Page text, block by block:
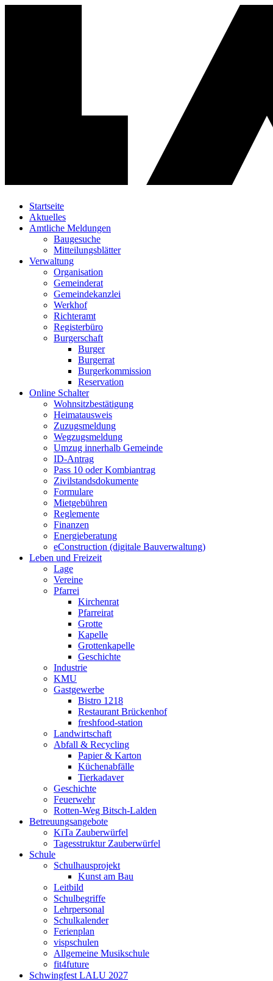
Startseite
Aktuelles
Amtliche Meldungen
Baugesuche
Mitteilungsblätter
Verwaltung
Organisation
Gemeinderat
Gemeindekanzlei
Werkhof
Richteramt
Registerbüro
Burgerschaft
Burger
Burgerrat
Burgerkommission
Reservation
Online Schalter
Wohnsitzbestätigung
Heimatausweis
Zuzugsmeldung
Wegzugsmeldung
Umzug innerhalb Gemeinde
ID-Antrag
Pass 10 oder Kombiantrag
Zivilstandsdokumente
Formulare
Mietgebühren
Reglemente
Finanzen
Energieberatung
eConstruction (digitale Bauverwaltung)
Leben und Freizeit
Lage
Vereine
Pfarrei
Kirchenrat
Pfarreirat
Grotte
Kapelle
Grottenkapelle
Geschichte
Industrie
KMU
Gastgewerbe
Bistro 1218
Restaurant Brückenhof
freshfood-station
Landwirtschaft
Abfall & Recycling
Papier & Karton
Küchenabfälle
Tierkadaver
Geschichte
Feuerwehr
Rotten-Weg Bitsch-Lalden
Betreuungsangebote
KiTa Zauberwürfel
Tagesstruktur Zauberwürfel
Schule
Schulhausprojekt
Kunst am Bau
Leitbild
Schulbegriffe
Lehrpersonal
Schulkalender
Ferienplan
vispschulen
Allgemeine Musikschule
fit4future
Schwingfest LALU 2027